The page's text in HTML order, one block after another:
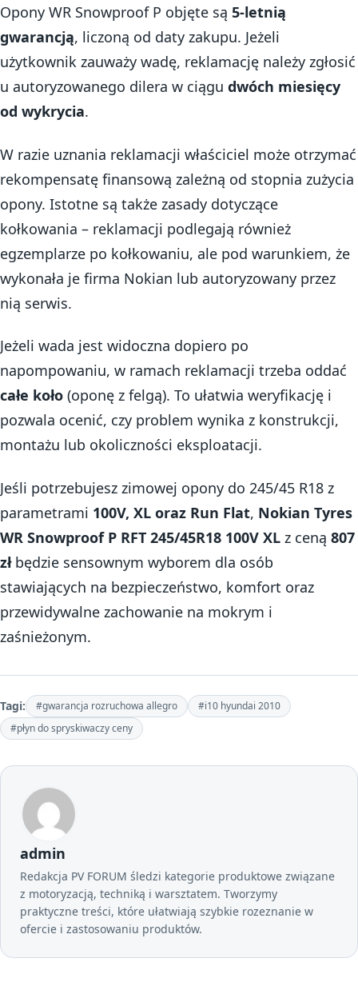
Opony WR Snowproof P objęte są 5-letnią
gwarancją, liczoną od daty zakupu. Jeżeli
użytkownik zauważy wadę, reklamację należy zgłosić
u autoryzowanego dilera w ciągu dwóch miesięcy
od wykrycia.
W razie uznania reklamacji właściciel może otrzymać
rekompensatę finansową zależną od stopnia zużycia
opony. Istotne są także zasady dotyczące
kołkowania – reklamacji podlegają również
egzemplarze po kołkowaniu, ale pod warunkiem, że
wykonała je firma Nokian lub autoryzowany przez
nią serwis.
Jeżeli wada jest widoczna dopiero po
napompowaniu, w ramach reklamacji trzeba oddać
całe koło (oponę z felgą). To ułatwia weryfikację i
pozwala ocenić, czy problem wynika z konstrukcji,
montażu lub okoliczności eksploatacji.
Jeśli potrzebujesz zimowej opony do 245/45 R18 z
parametrami 100V, XL oraz Run Flat, Nokian Tyres
WR Snowproof P RFT 245/45R18 100V XL z ceną 807
złbędzie sensownym wyborem dla osób
stawiających na bezpieczeństwo, komfort oraz
przewidywalne zachowanie na mokrym i
zaśnieżonym.
Tagi: #gwarancja rozruchowa allegro
#i10 hyundai 2010
#płyn do spryskiwaczy ceny
admin
Redakcja PV FORUM śledzi kategorie produktowe związane
z motoryzacją, techniką i warsztatem. Tworzymy
praktyczne treści, które ułatwiają szybkie rozeznanie w
ofercie i zastosowaniu produktów.